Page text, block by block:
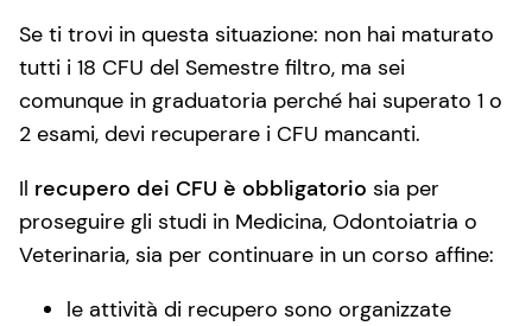
Se ti trovi in questa situazione: non hai maturato
tutti i 18 CFU del Semestre filtro, ma sei
comunque in graduatoria perché hai superato 1 o
2 esami, devi recuperare i CFU mancanti.
Il recupero dei CFU è obbligatorio sia per
proseguire gli studi in Medicina, Odontoiatria o
Veterinaria, sia per continuare in un corso affine:
le attività di recupero sono organizzate